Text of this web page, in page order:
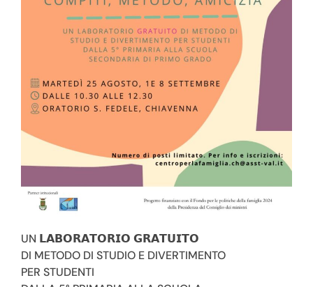
Lavora con noi
Scopri le posizioni aperte oppure inviaci la tua
candidatura spontaneamente
UN 𝗟𝗔𝗕𝗢𝗥𝗔𝗧𝗢𝗥𝗜𝗢 𝗚𝗥𝗔𝗧𝗨𝗜𝗧𝗢
DI METODO DI STUDIO E DIVERTIMENTO
PER STUDENTI